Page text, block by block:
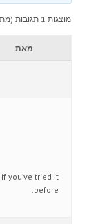
מוצגות 1 תגובות (מתוך 1 סה״כ)
מאת
if you’ve tried it
before.